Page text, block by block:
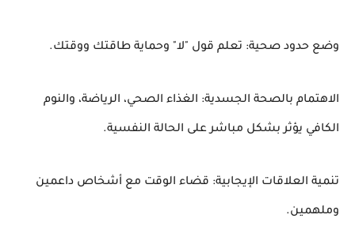
وضع حدود صحية: تعلم قول "لا" وحماية طاقتك ووقتك.
الاهتمام بالصحة الجسدية: الغذاء الصحي، الرياضة، والنوم
الكافي يؤثر بشكل مباشر على الحالة النفسية.
تنمية العلاقات الإيجابية: قضاء الوقت مع أشخاص داعمين
وملهمين.